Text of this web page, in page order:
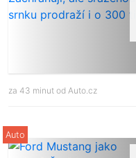
za 43 minut od Auto.cz
Auto